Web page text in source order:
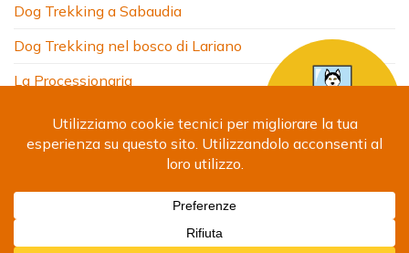
Dog Trekking a Sabaudia
Dog Trekking nel bosco di Lariano
La Processionaria
COSA FACCIO
SITI AMICI
CONTATTI
Copyright 2024 © Debora Segna. Designed by